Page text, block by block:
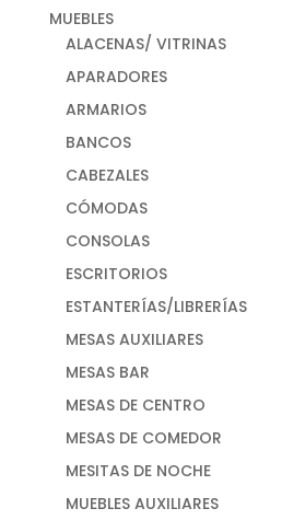
MUEBLES
ALACENAS/ VITRINAS
APARADORES
ARMARIOS
BANCOS
CABEZALES
CÓMODAS
CONSOLAS
ESCRITORIOS
ESTANTERÍAS/LIBRERÍAS
MESAS AUXILIARES
MESAS BAR
MESAS DE CENTRO
MESAS DE COMEDOR
MESITAS DE NOCHE
MUEBLES AUXILIARES